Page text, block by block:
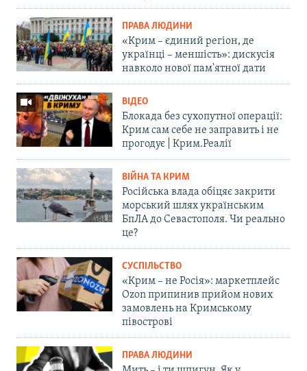
ПРАВА ЛЮДИНИ
«Крим – єдиний регіон, де
українці – меншість»: дискусія
навколо нової пам'ятної дати
ВІДЕО
Блокада без сухопутної операції:
Крим сам себе не заправить і не
прогодує | Крим.Реалії
ВІЙНА ТА КРИМ
Російська влада обіцяє закрити
морський шлях українським
БпЛА до Севастополя. Чи реально
це?
СУСПІЛЬСТВО
«Крим – не Росія»: маркетплейс
Ozon припинив прийом нових
замовлень на Кримському
півострові
ПРАВА ЛЮДИНИ